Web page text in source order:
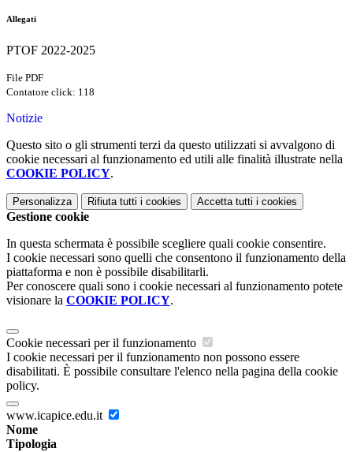
Allegati
PTOF 2022-2025
File PDF
Contatore click: 118
Notizie
Questo sito o gli strumenti terzi da questo utilizzati si avvalgono di
cookie necessari al funzionamento ed utili alle finalità illustrate nella
COOKIE POLICY.
Personalizza Rifiuta tutti i cookies Accetta tutti i cookies
Gestione cookie
In questa schermata è possibile scegliere quali cookie consentire.
I cookie necessari sono quelli che consentono il funzionamento della
piattaforma e non è possibile disabilitarli.
Per conoscere quali sono i cookie necessari al funzionamento potete
visionare la COOKIE POLICY.
Cookie necessari per il funzionamento
I cookie necessari per il funzionamento non possono essere
disabilitati. È possibile consultare l'elenco nella pagina della cookie
policy.
www.icapice.edu.it
Nome
Tipologia